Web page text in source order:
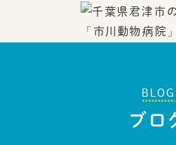
BLOG
ブロ